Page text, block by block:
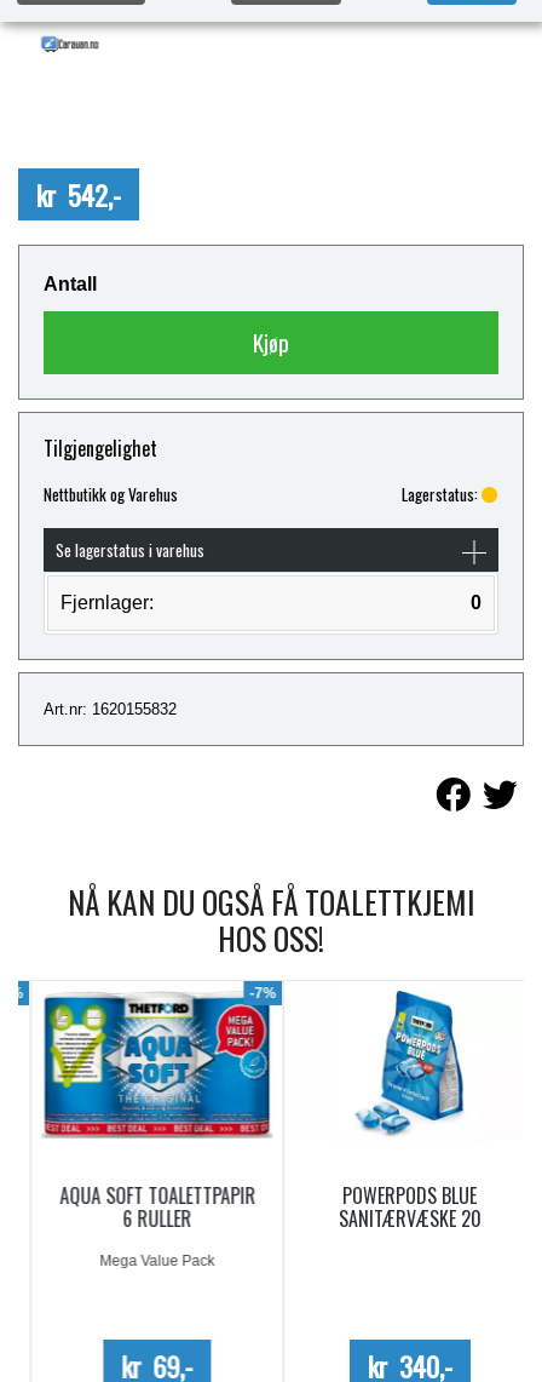
kr 542,-
Antall
Kjøp
Tilgjengelighet
Nettbutikk og Varehus Lagerstatus:
Se lagerstatus i varehus
Fjernlager: 0
Art.nr: 1620155832
NÅ KAN DU OGSÅ FÅ TOALETTKJEMI
HOS OSS!
-7%
AQUA SOFT TOALETTPAPIR
6 RULLER
Mega Value Pack
kr 69,-
POWERPODS BLUE
SANITÆRVÆSKE 20
kr 340,-